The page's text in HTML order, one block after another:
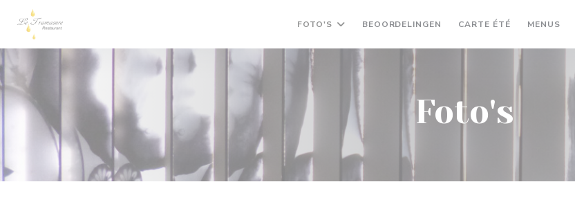
Cookies beheer paneel
FOTO'S BEOORDELINGEN CARTE ÉTÉ((OPENT IN
MENUS
Foto's